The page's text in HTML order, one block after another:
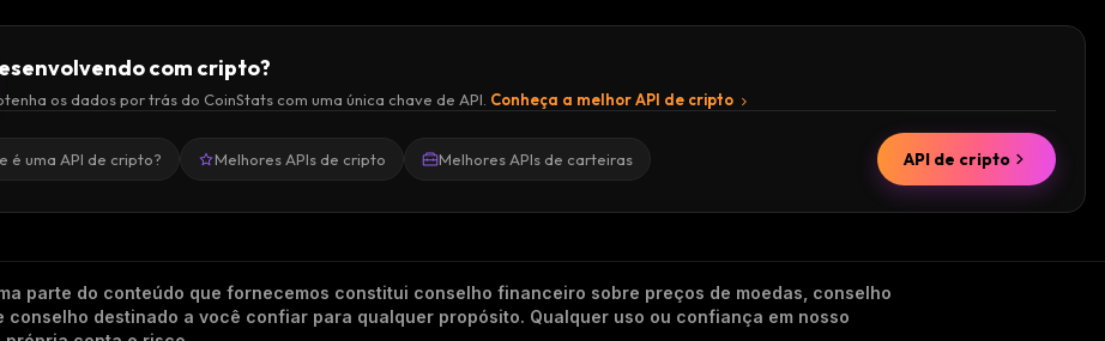
com cripto?
os dados por trás do CoinStats com uma única chave de API. Conheça a melhor API de cripto
é uma API de cripto? Melhores APIs de cripto Melhores APIs de carteiras API de cripto
parte do conteúdo que fornecemos constitui conselho financeiro sobre preços de moedas, conselho
destinado a você confiar para qualquer propósito. Qualquer uso ou confiança em nosso